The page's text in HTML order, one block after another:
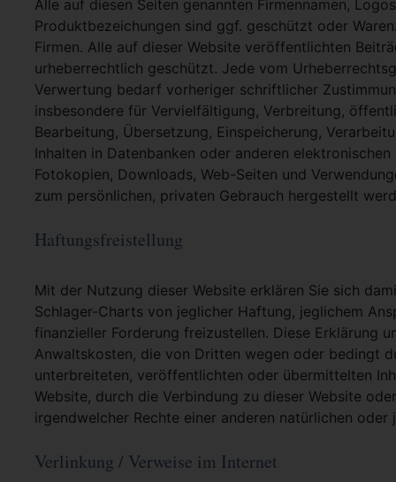
Alle auf diesen Seiten genannten Firmennamen,
Produktbezeichungen sind ggf. geschützt oder
Firmen. Alle auf dieser Website veröffentlichten
urheberrechtlich geschützt. Jede vom
Verwertung bedarf vorheriger schriftlicher
insbesondere für Vervielfältigung, Verbreitung,
Bearbeitung, Übersetzung, Einspeicherung,
Inhalten in Datenbanken oder anderen
Fotokopien, Downloads, Web-Seiten und
zum persönlichen, privaten Gebrauch hergestellt
Haftungsfreistellung
Mit der Nutzung dieser Website erklären Sie sich
Schlager-Charts von jeglicher Haftung, jeglichem
finanzieller Forderung freizustellen. Diese Erklärung
Anwaltskosten, die von Dritten wegen oder bedingt
unterbreiteten, veröffentlichten oder übermittelten
Website, durch die Verbindung zu dieser Website
irgendwelcher Rechte einer anderen natürlichen oder
Verlinkung / Verweise im Internet